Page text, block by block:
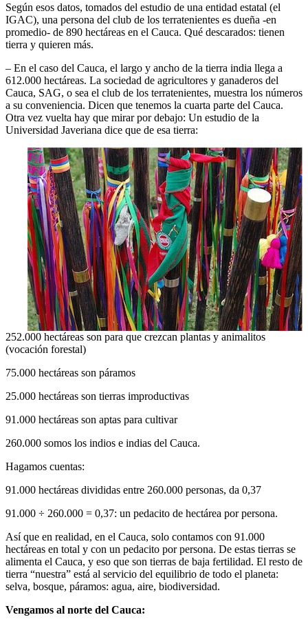
Según esos datos, tomados del estudio de una entidad estatal (el
IGAC), una persona del club de los terratenientes es dueña -en
promedio- de 890 hectáreas en el Cauca. Qué descarados: tienen
tierra y quieren más.
– En el caso del Cauca, el largo y ancho de la tierra india llega a
612.000 hectáreas. La sociedad de agricultores y ganaderos del
Cauca, SAG, o sea el club de los terratenientes, muestra los números
a su conveniencia. Dicen que tenemos la cuarta parte del Cauca.
Otra vez vuelta hay que mirar por debajo: Un estudio de la
Universidad Javeriana dice que de esa tierra:
252.000 hectáreas son para que crezcan plantas y animalitos
(vocación forestal)
75.000 hectáreas son páramos
25.000 hectáreas son tierras improductivas
91.000 hectáreas son aptas para cultivar
260.000 somos los indios e indias del Cauca.
Hagamos cuentas:
91.000 hectáreas divididas entre 260.000 personas, da 0,37
91.000 ÷ 260.000 = 0,37: un pedacito de hectárea por persona.
Así que en realidad, en el Cauca, solo contamos con 91.000
hectáreas en total y con un pedacito por persona. De estas tierras se
alimenta el Cauca, y eso que son tierras de baja fertilidad. El resto de
tierra “nuestra” está al servicio del equilibrio de todo el planeta:
selva, bosque, páramos: agua, aire, biodiversidad.
Vengamos al norte del Cauca: